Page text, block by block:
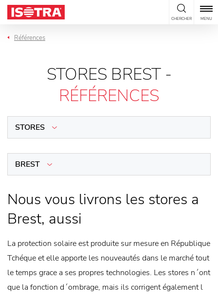
Passer au contenu
CHERCHER MENU
Références
STORES BREST -
RÉFÉRENCES
STORES
BREST
Nous vous livrons les stores a
Brest, aussi
La protection solaire est produite sur mesure en République
Tchéque et elle apporte les nouveautés dans le marché tout
le temps grace a ses propres technologies. Les stores n´ont
que la fonction d´ombrage, mais ils corrigent également l